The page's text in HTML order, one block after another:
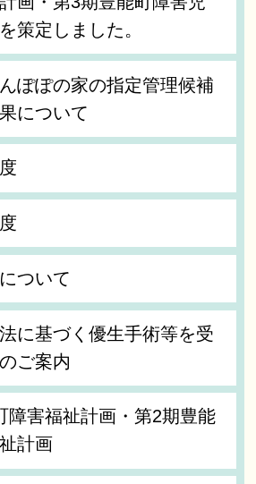
策定しました。
ぽぽの家の指定管理候補
について
ついて
に基づく優生手術等を受
ご案内
障害福祉計画・第2期豊能
計画